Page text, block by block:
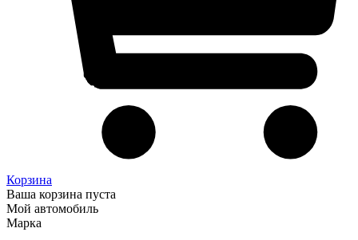
Корзина
Ваша корзина пуста
Мой автомобиль
Марка